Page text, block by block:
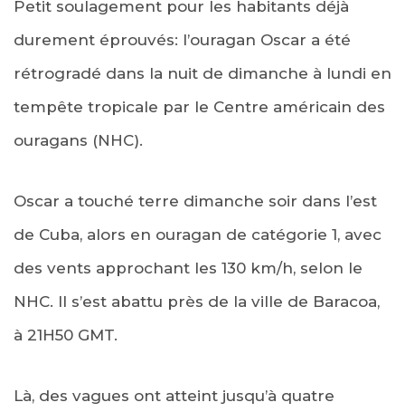
Petit soulagement pour les habitants déjà
durement éprouvés: l’ouragan Oscar a été
rétrogradé dans la nuit de dimanche à lundi en
tempête tropicale par le Centre américain des
ouragans (NHC).
Oscar a touché terre dimanche soir dans l’est
de Cuba, alors en ouragan de catégorie 1, avec
des vents approchant les 130 km/h, selon le
NHC. Il s’est abattu près de la ville de Baracoa,
à 21H50 GMT.
Là, des vagues ont atteint jusqu’à quatre